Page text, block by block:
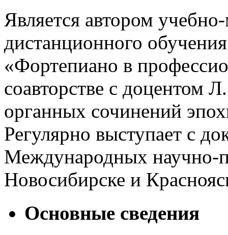
Является автором
дистанционного
«Фортепиано в
соавторстве с доцентом
органных сочинений
Регулярно выступает с
Международных научно-
Новосибирске и
Основные сведения